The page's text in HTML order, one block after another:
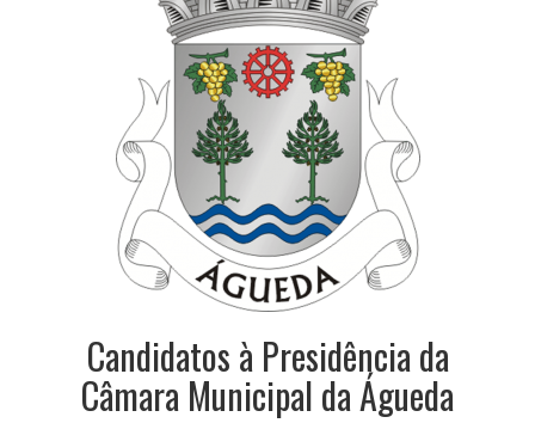
Candidatos à Presidência da
Câmara Municipal da Águeda